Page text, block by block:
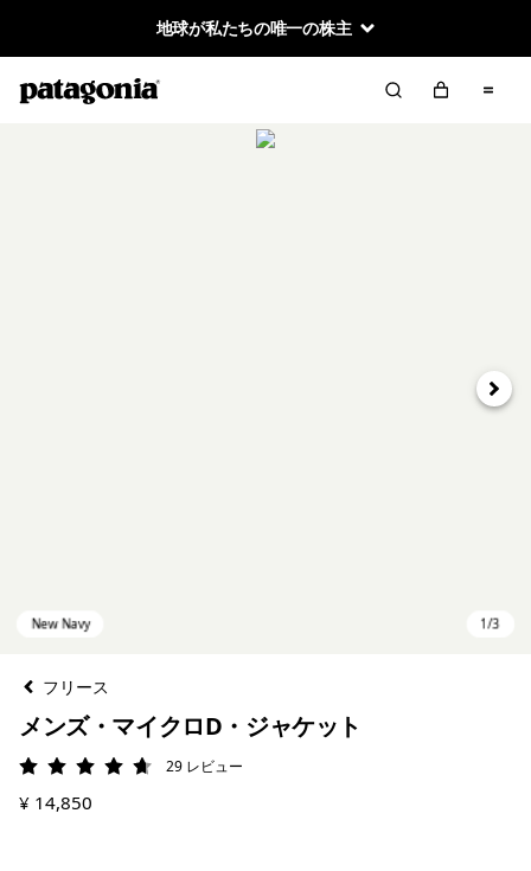
地球が私たちの唯一の株主
次へ
フリース
メンズ・マイクロD・ジャケット
評価: 4.7 / 5
29 レビュー
¥ 14,850